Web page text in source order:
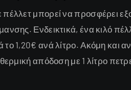
μπορεί να προσφέρει
Ενδεικτικά, ένα κιλό
1,20€ ανά λίτρο. Ακόμη και
θερμική απόδοση με 1 λίτρο